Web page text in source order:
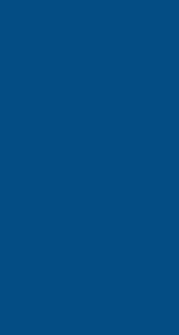
nhung, bế